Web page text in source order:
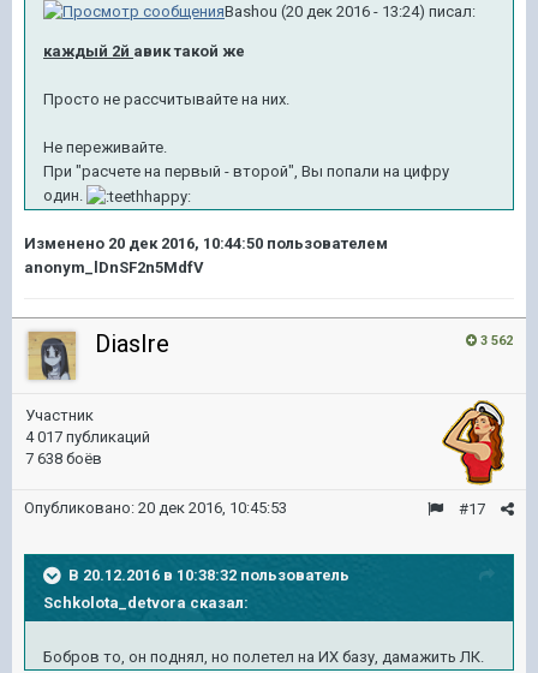
Bashou (20 дек 2016 - 13:24) писал:
каждый 2й авик такой же
Просто не рассчитывайте на них.
Не переживайте.
При "расчете на первый - второй", Вы попали на цифру
один.
Изменено 20 дек 2016, 10:44:50 пользователем
anonym_lDnSF2n5MdfV
3 562
DiasIre
Участник
4 017 публикаций
7 638 боёв
#17
Опубликовано: 20 дек 2016, 10:45:53
В 20.12.2016 в 10:38:32 пользователь
Schkolota_detvora сказал:
Бобров то, он поднял, но полетел на ИХ базу, дамажить ЛК.